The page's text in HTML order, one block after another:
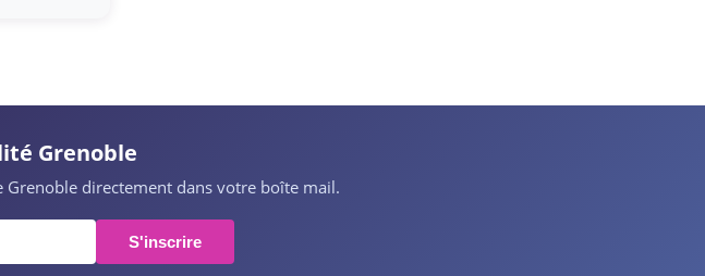
Grenoble
directement dans votre boîte mail.
S'inscrire